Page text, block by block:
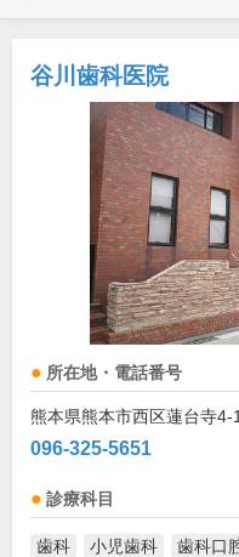
谷川歯科医院
所在地・電話番号
熊本県熊本市西区蓮台寺4-
096-325-5651
診療科目
歯科 小児歯科 歯科口